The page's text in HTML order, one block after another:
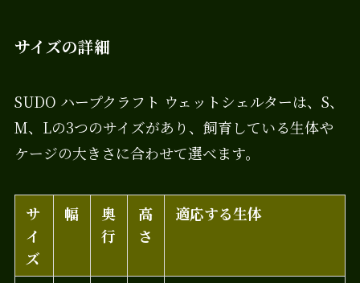
サイズの詳細
SUDO ハープクラフト ウェットシェルターは、S、
M、Lの3つのサイズがあり、飼育している生体や
ケージの大きさに合わせて選べます。
サ
イ
ズ
幅
奥
行
高
さ
適応する生体